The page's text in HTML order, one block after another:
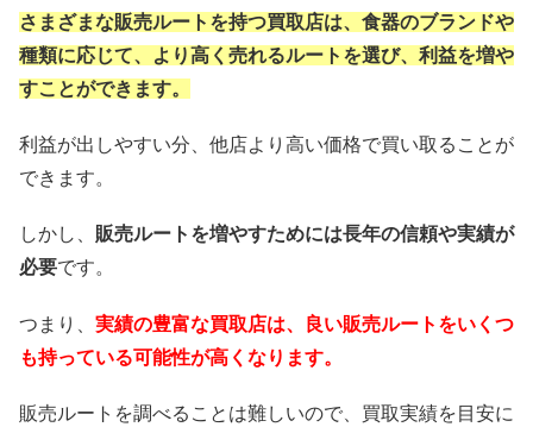
さまざまな販売ルートを持つ買取店は、食器のブランドや
種類に応じて、より高く売れるルートを選び、利益を増や
すことができます。
利益が出しやすい分、他店より高い価格で買い取ることが
できます。
しかし、 販売ルートを増やすためには長年の信頼や実績が
必要です。
つまり、 実績の豊富な買取店は、良い販売ルートをいくつ
も持っている可能性が高くなります。
販売ルートを調べることは難しいので、買取実績を目安に